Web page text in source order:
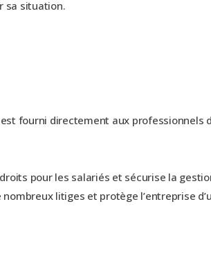
sa situation.
fourni directement aux professionnels
pour les salariés et sécurise la
litiges et protège l’entreprise